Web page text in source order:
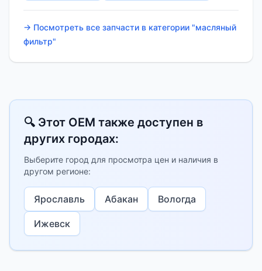
→ Посмотреть все запчасти в категории "масляный
фильтр"
🔍 Этот OEM также доступен в
других городах:
Выберите город для просмотра цен и наличия в
другом регионе:
Ярославль Абакан Вологда
Ижевск